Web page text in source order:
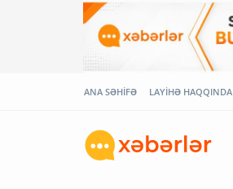
ANA SƏHİFƏ LAYİHƏ HAQQINDA